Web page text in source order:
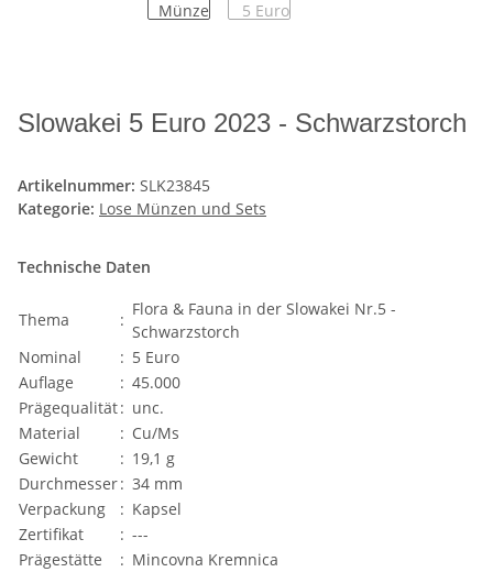
Slowakei 5 Euro 2023 - Schwarzstorch
Artikelnummer: SLK23845
Kategorie: Lose Münzen und Sets
Technische Daten
Thema :
Flora & Fauna in der Slowakei Nr.5 -
Schwarzstorch
Nominal
: 5 Euro
Auflage
: 45.000
Prägequalität: unc.
Material
: Cu/Ms
Gewicht
: 19,1 g
Durchmesser: 34 mm
Verpackung
: Kapsel
Zertifikat
: ---
Prägestätte
: Mincovna Kremnica